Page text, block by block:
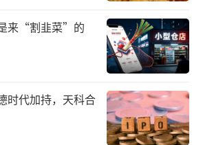
唯有拓展眼界，汲取智慧，才
周期：
上，北京大学国家发展研究院
其仁带来《企业突围，认知为
，聚焦战略赋能，为企业带来
来“割韭菜”的
时代加持，天科合